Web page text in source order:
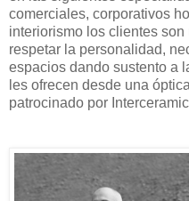
comerciales, corporativos
interiorismo los clientes
respetar la personalidad,
espacios dando sustento a
les ofrecen desde una
patrocinado por